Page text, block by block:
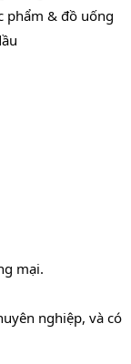
& đồ uống
mại.
nghiệp, và có